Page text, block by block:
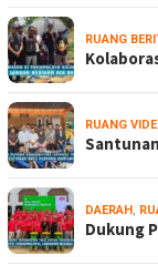
RUANG
RUANG
DAERAH ,
Dukung